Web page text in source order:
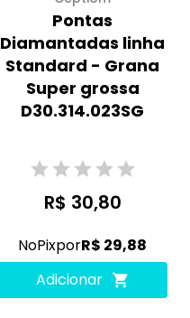
Pontas
Diamantadas linha
Standard - Grana
Super grossa
D30.314.023SG
R$ 30,80
NoPixporR$ 29,88
Adicionar